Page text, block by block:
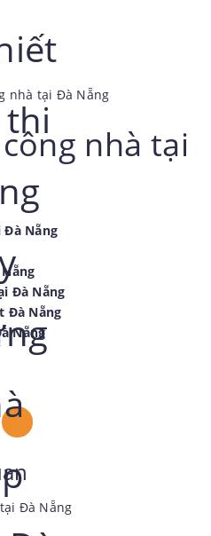
nhà tại Đà Nẵng
nhà tại
Đà Nẵng
Đà Nẵng
Đà Nẵng
Nẵng